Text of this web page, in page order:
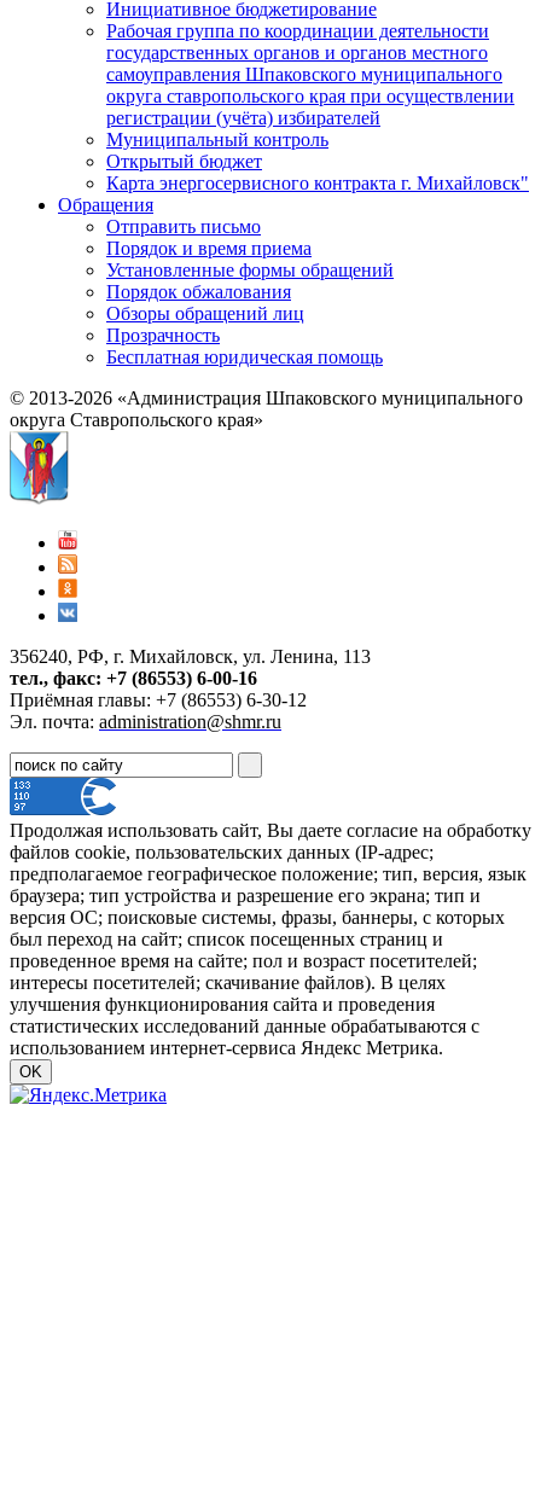
Инициативное бюджетирование
Рабочая группа по координации деятельности
государственных органов и органов местного
самоуправления Шпаковского муниципального
округа ставропольского края при осуществлении
регистрации (учёта) избирателей
Муниципальный контроль
Открытый бюджет
Карта энергосервисного контракта г. Михайловск"
Обращения
Отправить письмо
Порядок и время приема
Установленные формы обращений
Порядок обжалования
Обзоры обращений лиц
Прозрачность
Бесплатная юридическая помощь
© 2013-2026 «Администрация Шпаковского муниципального
округа Ставропольского края»
356240, РФ, г. Михайловск, ул. Ленина, 113
тел., факс: +7 (86553) 6-00-16
Приёмная главы: +7 (86553) 6-30-12
Эл. почта: administration@shmr.ru
Продолжая использовать сайт, Вы даете согласие на обработку
файлов cookie, пользовательских данных (IP-адрес;
предполагаемое географическое положение; тип, версия, язык
браузера; тип устройства и разрешение его экрана; тип и
версия ОС; поисковые системы, фразы, баннеры, с которых
был переход на сайт; список посещенных страниц и
проведенное время на сайте; пол и возраст посетителей;
интересы посетителей; скачивание файлов). В целях
улучшения функционирования сайта и проведения
статистических исследований данные обрабатываются с
использованием интернет-сервиса Яндекс Метрика.
OK